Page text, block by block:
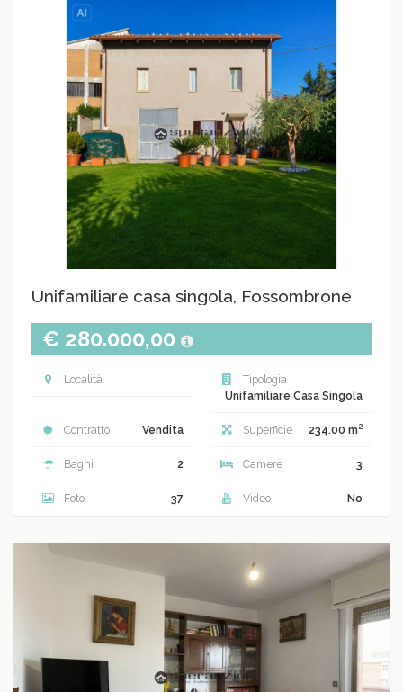
Unifamiliare casa singola, Fossombrone
€ 280.000,00
Località
Tipologia
Unifamiliare Casa Singola
Contratto Vendita Superficie 234.00 m2
Bagni 2 Camere 3
Foto 37 Video No